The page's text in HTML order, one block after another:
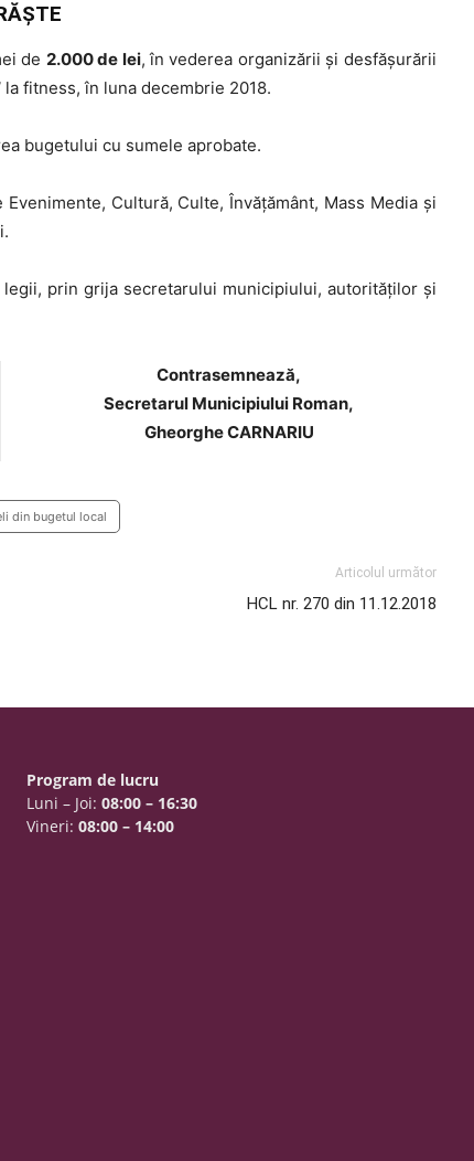
de 2.000 de lei, în vederea organizării și desfășurării
la fitness, în luna decembrie 2018.
bugetului cu sumele aprobate.
Cultură, Culte, Învățământ, Mass Media și
prin grija secretarului municipiului, autorităţilor şi
Contrasemnează,
Secretarul Municipiului Roman,
Gheorghe CARNARIU
din bugetul local
Articolul următor
HCL nr. 270 din 11.12.2018
Program de lucru
Luni – Joi:08:00 – 16:30
Vineri:08:00 – 14:00